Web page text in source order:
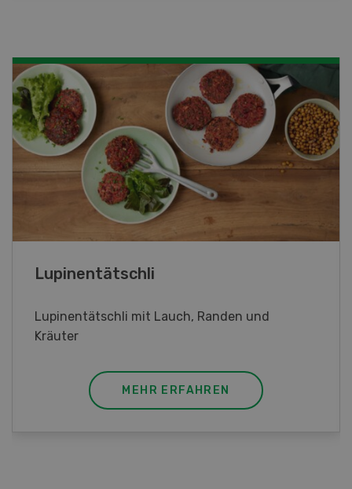
Frühlingsrollen
Frühlingsrollen mit Poulet
MEHR ERFAHREN